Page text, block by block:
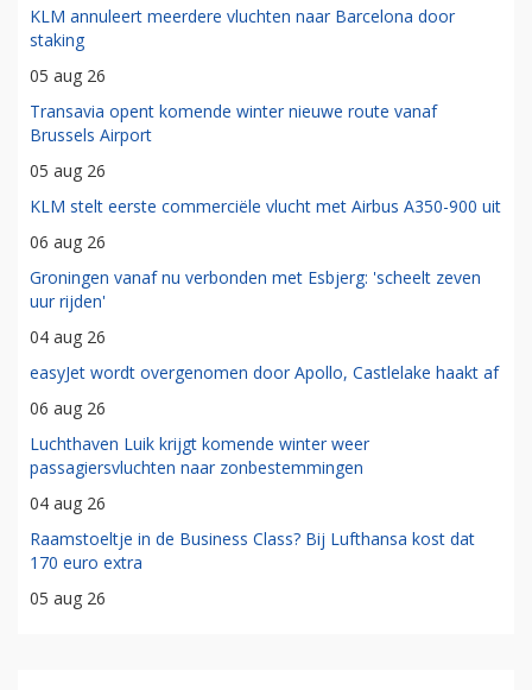
KLM annuleert meerdere vluchten naar Barcelona door
staking
05 aug 26
Transavia opent komende winter nieuwe route vanaf
Brussels Airport
05 aug 26
KLM stelt eerste commerciële vlucht met Airbus A350-900 uit
06 aug 26
Groningen vanaf nu verbonden met Esbjerg: 'scheelt zeven
uur rijden'
04 aug 26
easyJet wordt overgenomen door Apollo, Castlelake haakt af
06 aug 26
Luchthaven Luik krijgt komende winter weer
passagiersvluchten naar zonbestemmingen
04 aug 26
Raamstoeltje in de Business Class? Bij Lufthansa kost dat
170 euro extra
05 aug 26